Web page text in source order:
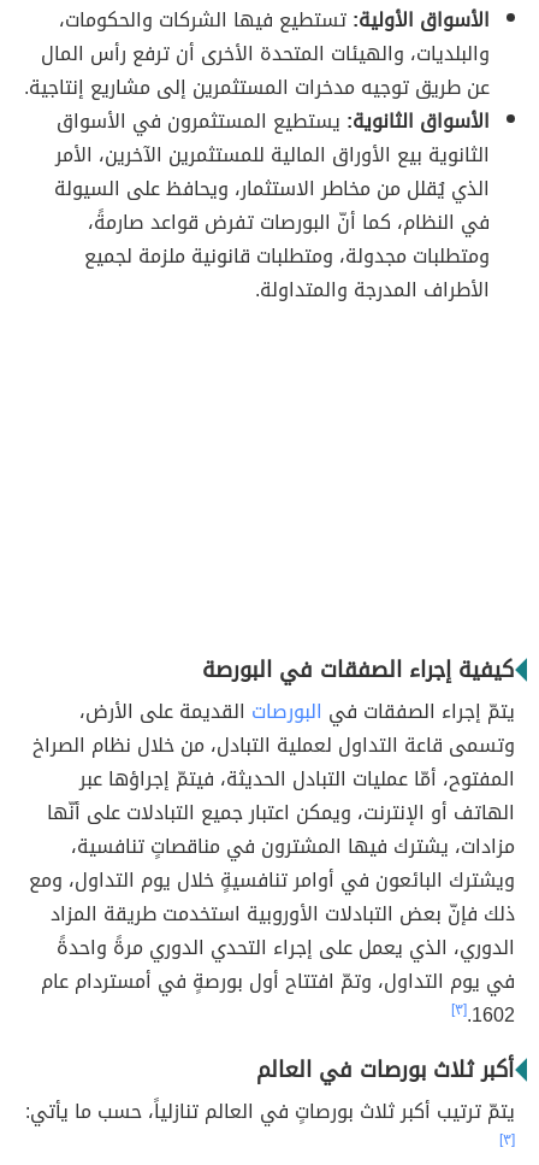
الأسواق الأولية:تستطيع فيها الشركات والحكومات،
والبلديات، والهيئات المتحدة الأخرى أن ترفع رأس المال
عن طريق توجيه مدخرات المستثمرين إلى مشاريع إنتاجية.
الأسواق الثانوية: يستطيع المستثمرون في الأسواق
الثانوية بيع الأوراق المالية للمستثمرين الآخرين، الأمر
الذي يُقلل من مخاطر الاستثمار، ويحافظ على السيولة
في النظام، كما أنّ البورصات تفرض قواعد صارمةً،
ومتطلبات مجدولة، ومتطلبات قانونية ملزمة لجميع
الأطراف المدرجة والمتداولة.
كيفية إجراء الصفقات في البورصة
يتمّ إجراء الصفقات في البورصات القديمة على الأرض،
وتسمى قاعة التداول لعملية التبادل، من خلال نظام الصراخ
المفتوح، أمّا عمليات التبادل الحديثة، فيتمّ إجراؤها عبر
الهاتف أو الإنترنت، ويمكن اعتبار جميع التبادلات على أنّها
مزادات، يشترك فيها المشترون في مناقصاتٍ تنافسية،
ويشترك البائعون في أوامر تنافسيةٍ خلال يوم التداول، ومع
ذلك فإنّ بعض التبادلات الأوروبية استخدمت طريقة المزاد
الدوري، الذي يعمل على إجراء التحدي الدوري مرةً واحدةً
في يوم التداول، وتمّ افتتاح أول بورصةٍ في أمستردام عام
1602. [٣]
أكبر ثلاث بورصات في العالم
يتمّ ترتيب أكبر ثلاث بورصاتٍ في العالم تنازلياً، حسب ما يأتي:
[٣]